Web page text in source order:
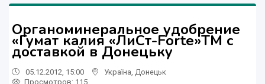
Органоминеральное удобрение
«Гумат калия «ЛиСт-Forte»ТМ c
доставкой в Донецьку
05.12.2012, 15:00 Україна Донецьк
Просмотров: 115